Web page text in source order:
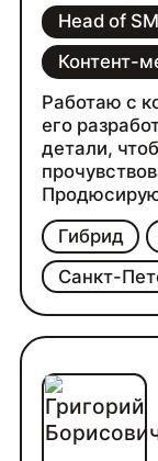
Гибрид
Санкт-
Head of
Контент-
Работаю с
его
детали,
подборки
На
командами
чётко